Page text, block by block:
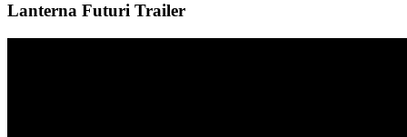
Lanterna Futuri Trailer